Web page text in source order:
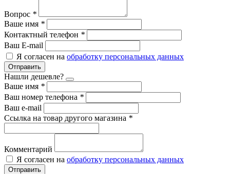
Вопрос *
Ваше имя *
Контактный телефон *
Ваш E-mail
Я согласен на обработку персональных данных
Отправить
Нашли дешевле?
Ваше имя *
Ваш номер телефона *
Ваш e-mail
Ссылка на товар другого магазина *
Комментарий
Я согласен на обработку персональных данных
Отправить